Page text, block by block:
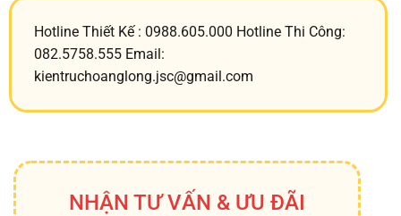
Hotline Thiết Kế : 0988.605.000 Hotline Thi Công:
082.5758.555 Email:
kientruchoanglong.jsc@gmail.com
NHẬN TƯ VẤN & ƯU ĐÃI